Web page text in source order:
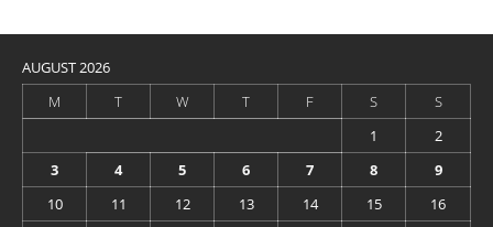
AUGUST 2026
M
T W T F S
S
1
2
3
4 5 6 7 8
9
10
11 12 13 14 15
16